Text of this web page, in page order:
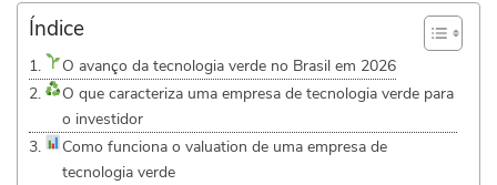
Índice
O avanço da tecnologia verde no Brasil em 2026
O que caracteriza uma empresa de tecnologia verde para
o investidor
Como funciona o valuation de uma empresa de
tecnologia verde